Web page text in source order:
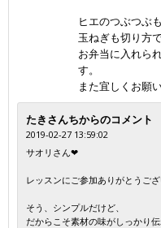
ヒエのつぶつぶ
玉ねぎも切り方
お弁当に入れら
す。
また宜しくお願
たきさんちからのコメント
2019-02-27 13:59:02
サオリさん❤
レッスンにご参加ありがとうござ
そう、シンプルだけど、
だからこそ素材の味がしっかり伝